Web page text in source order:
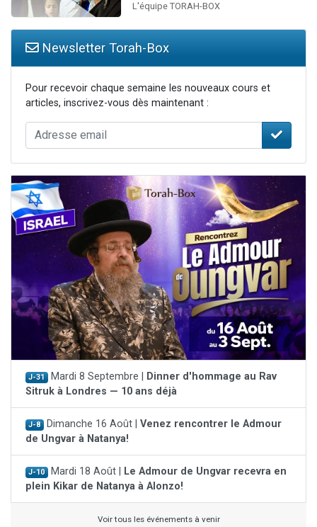
L'équipe TORAH-BOX
Newsletter Torah-Box
Pour recevoir chaque semaine les nouveaux cours et
articles, inscrivez-vous dès maintenant :
J-31 Mardi 8 Septembre |
Dinner d'hommage au Rav
Sitruk à Londres — 10 ans déjà
J-8 Dimanche 16 Août | Venez rencontrer le Admour
de Ungvar à Natanya!
J-10 Mardi 18 Août |
Le Admour de Ungvar recevra en
plein Kikar de Natanya à Alonzo!
Voir tous les événements à venir